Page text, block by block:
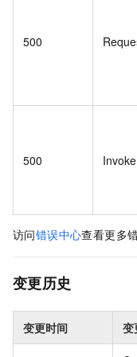
500
500
访问错误中心查看更多
变更历史
变更时间 变